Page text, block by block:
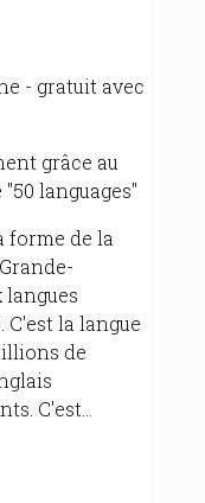
- gratuit avec
grâce au
languages"
forme de la
la langue
de
C'est...